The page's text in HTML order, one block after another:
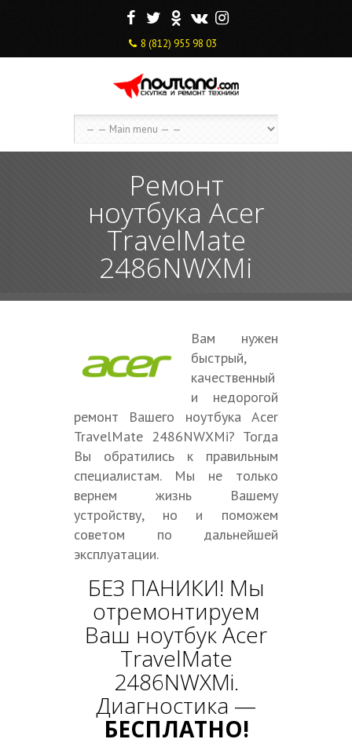
F T O V I
8 (812) 955 98 03
Ремонт
ноутбука Acer
TravelMate
2486NWXMi
Вам нужен
быстрый,
качественный
и недорогой
ремонт Вашего ноутбука Acer
TravelMate 2486NWXMi? Тогда
Вы обратились к правильным
специалистам. Мы не только
вернем жизнь Вашему
устройству, но и поможем
советом по дальнейшей
эксплуатации.
БЕЗ ПАНИКИ! Мы
отремонтируем
Ваш ноутбук Acer
TravelMate
2486NWXMi.
Диагностика —
БЕСПЛАТНО!